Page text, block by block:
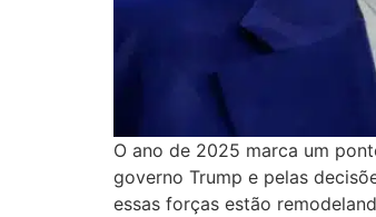
O ano de 2025 marca um
governo Trump e pelas
essas forças estão